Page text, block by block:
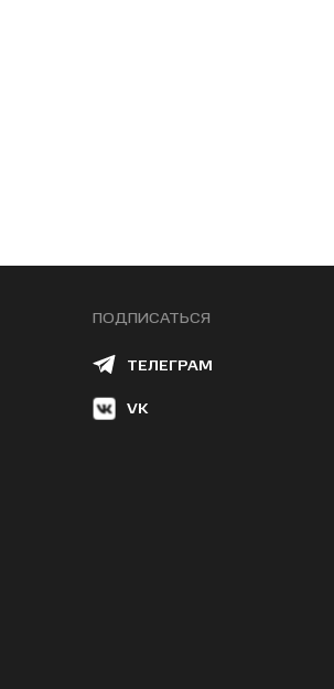
ПОДПИСАТЬСЯ
ТЕЛЕГРАМ
VK